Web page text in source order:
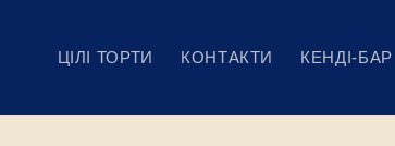
ЦІЛІ ТОРТИ КОНТАКТИ КЕНДІ-БАР